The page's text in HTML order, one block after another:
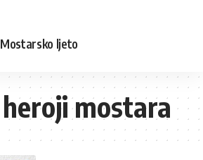
Mostarsko ljeto
heroji mostara